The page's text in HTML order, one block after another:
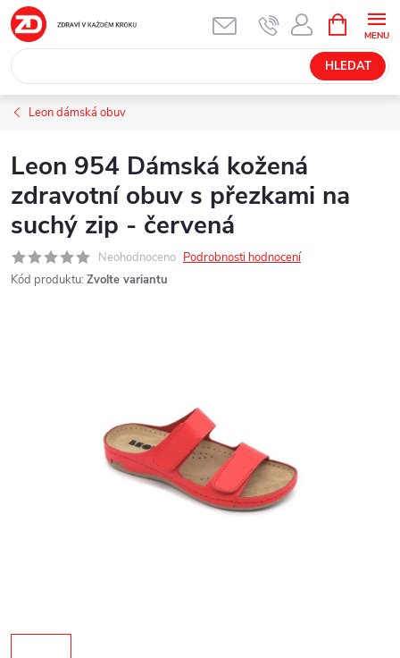
Přejít
na
obsah
HLEDAT
NÁKUPNÍ
KOŠÍK
Leon dámská obuv
Leon 954 Dámská kožená
zdravotní obuv s přezkami na
suchý zip - červená
Neohodnoceno Podrobnosti hodnocení
Kód produktu: Zvolte variantu